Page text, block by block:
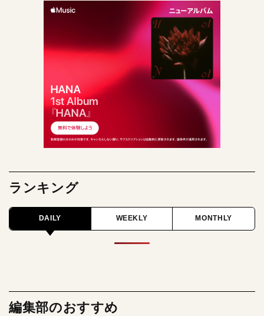
ランキング
DAILY WEEKLY MONTHLY
編集部のおすすめ